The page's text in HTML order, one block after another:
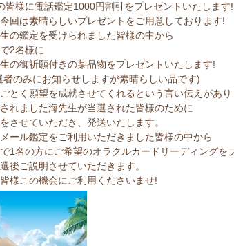
皆様に電話鑑定1000円割引をプレゼントいたします!
回は素晴らしいプレゼントをご用意しております!
の鑑定を受けられました皆様の中から
2名様に
の御祈願付きの某品物をプレゼントいたします!
者のみにお知らせしますが素晴らしい品です)
とく願望を成就させてくれるという言い伝えがあり
れました海先生が当選された皆様のために
させていただき、発送いたします。
ール鑑定をご利用いただきました皆様の中から
1名の方にご希望のオラクルカードリーディングを
後ご説明させていただきます。
様この機会にご利用くださいませ!